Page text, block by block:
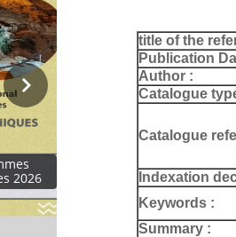
2026
title of the
Publication
Author :
Catalogue
Catalogue
Indexation
Keywords :
Summary :